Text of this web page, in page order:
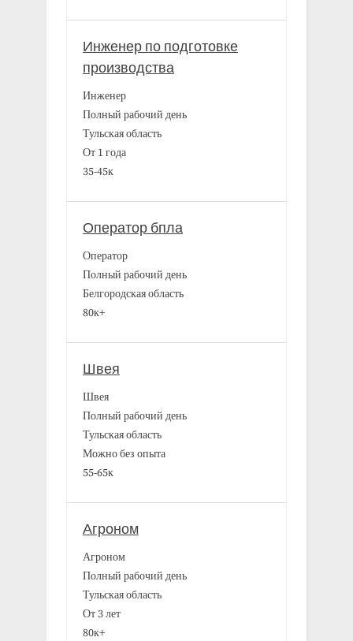
Инженер по подготовке
производства
Инженер
Полный рабочий день
Тульская область
От 1 года
35-45к
Оператор бпла
Оператор
Полный рабочий день
Белгородская область
80к+
Швея
Швея
Полный рабочий день
Тульская область
Можно без опыта
55-65к
Агроном
Агроном
Полный рабочий день
Тульская область
От 3 лет
80к+